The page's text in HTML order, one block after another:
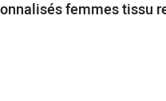
femmes tissu